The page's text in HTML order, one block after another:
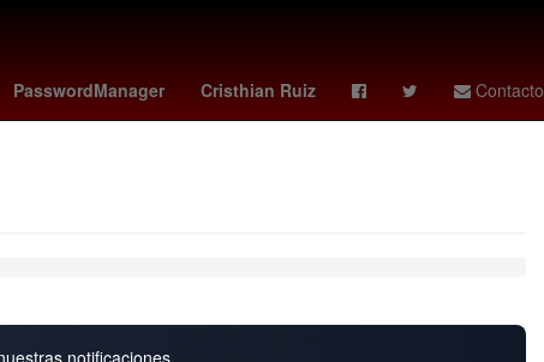
PasswordManager Cristhian Ruiz Contacto
Johan Vásquez house of the dragon dai dai shakira
notificaciones